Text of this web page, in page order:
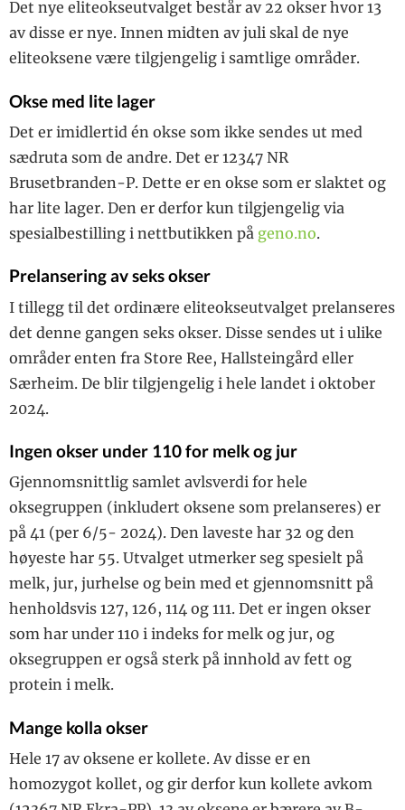
Det nye eliteokseutvalget består av 22 okser hvor 13
av disse er nye. Innen midten av juli skal de nye
eliteoksene være tilgjengelig i samtlige områder.
Okse med lite lager
Det er imidlertid én okse som ikke sendes ut med
sædruta som de andre. Det er 12347 NR
Brusetbranden-P. Dette er en okse som er slaktet og
har lite lager. Den er derfor kun tilgjengelig via
spesialbestilling i nettbutikken på geno.no.
Prelansering av seks okser
I tillegg til det ordinære eliteokseutvalget prelanseres
det denne gangen seks okser. Disse sendes ut i ulike
områder enten fra Store Ree, Hallsteingård eller
Særheim. De blir tilgjengelig i hele landet i oktober
2024.
Ingen okser under 110 for melk og jur
Gjennomsnittlig samlet avlsverdi for hele
oksegruppen (inkludert oksene som prelanseres) er
på 41 (per 6/5- 2024). Den laveste har 32 og den
høyeste har 55. Utvalget utmerker seg spesielt på
melk, jur, jurhelse og bein med et gjennomsnitt på
henholdsvis 127, 126, 114 og 111. Det er ingen okser
som har under 110 i indeks for melk og jur, og
oksegruppen er også sterk på innhold av fett og
protein i melk.
Mange kolla okser
Hele 17 av oksene er kollete. Av disse er en
homozygot kollet, og gir derfor kun kollete avkom